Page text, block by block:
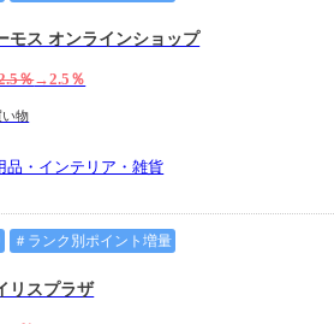
モス オンラインショップ
％→2.5％
い物
品・インテリア・雑貨
＃ランク別ポイント増量
リスプラザ